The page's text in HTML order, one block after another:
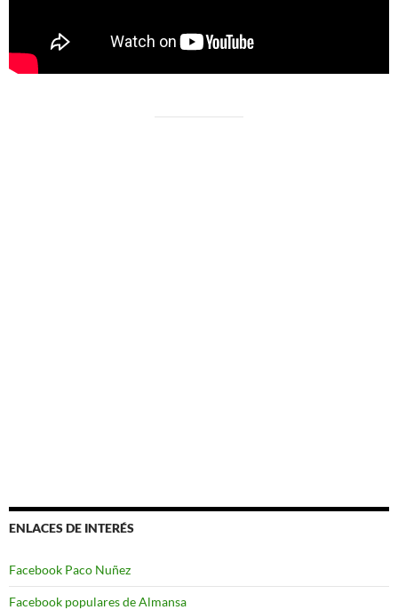
ENLACES DE INTERÉS
Facebook Paco Nuñez
Facebook populares de Almansa